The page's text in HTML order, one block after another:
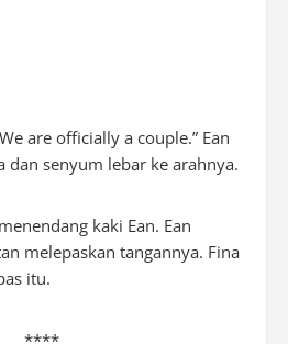
are ofﬁcially a couple.” Ean
dan senyum lebar ke arahnya.
kaki Ean. Ean
melepaskan tangannya. Fina
itu.
****